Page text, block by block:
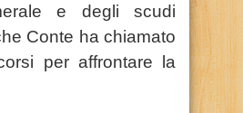
e degli scudi
Conte ha chiamato
per affrontare la